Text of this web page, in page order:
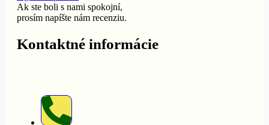
Ak ste boli s nami spokojní,
prosím napíšte nám recenziu.
Kontaktné informácie